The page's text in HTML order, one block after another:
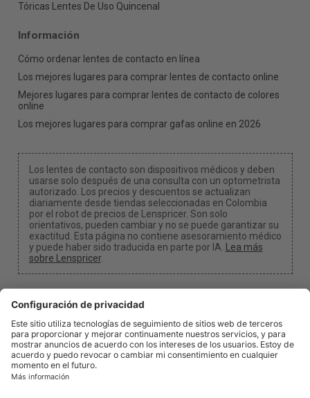
Tóricas Lentes De Uso Quincenal
Información
Cómo ordenar lentes de contacto en línea
Los mejores lugares para comprar lentes de contacto online
Mejores lugares para comprar lentes de contacto de colores
online
Los mejores lugares para comprar gafas online en 2026
Los lentes de contacto son dispositivos médicos y deben
usarse solo después de una consulta con un optometrista
autorizado. Los precios y descuentos se actualizan
diariamente desde tiendas seleccionadas en Colombia
por el robot de precios de Lenspricer. Son solo
orientativos, pueden cambiar y no se puede garantizar su
exactitud. Esta página no contiene asesoramiento médico
y puede haber sido traducida en parte por IA. Lea más
sobre Lenspricer.
Configuración de cookies
Podemos recibir una comisión si usas uno de nuestros